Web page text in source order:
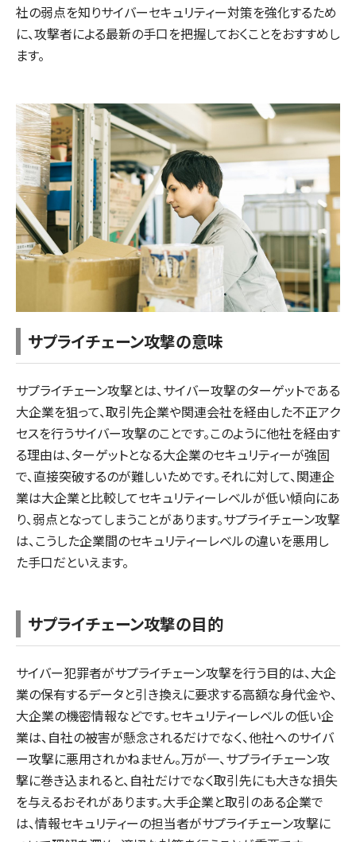
社の弱点を知りサイバーセキュリティー対策を強化するため
に、攻撃者による最新の手口を把握しておくことをおすすめし
ます。
サプライチェーン攻撃の意味
サプライチェーン攻撃とは、サイバー攻撃のターゲットである
大企業を狙って、取引先企業や関連会社を経由した不正アク
セスを行うサイバー攻撃のことです。このように他社を経由す
る理由は、ターゲットとなる大企業のセキュリティーが強固
で、直接突破するのが難しいためです。それに対して、関連企
業は大企業と比較してセキュリティーレベルが低い傾向にあ
り、弱点となってしまうことがあります。サプライチェーン攻撃
は、こうした企業間のセキュリティーレベルの違いを悪用し
た手口だといえます。
サプライチェーン攻撃の目的
サイバー犯罪者がサプライチェーン攻撃を行う目的は、大企
業の保有するデータと引き換えに要求する高額な身代金や、
大企業の機密情報などです。セキュリティーレベルの低い企
業は、自社の被害が懸念されるだけでなく、他社へのサイバ
ー攻撃に悪用されかねません。万が一、サプライチェーン攻
撃に巻き込まれると、自社だけでなく取引先にも大きな損失
を与えるおそれがあります。大手企業と取引のある企業で
は、情報セキュリティーの担当者がサプライチェーン攻撃に